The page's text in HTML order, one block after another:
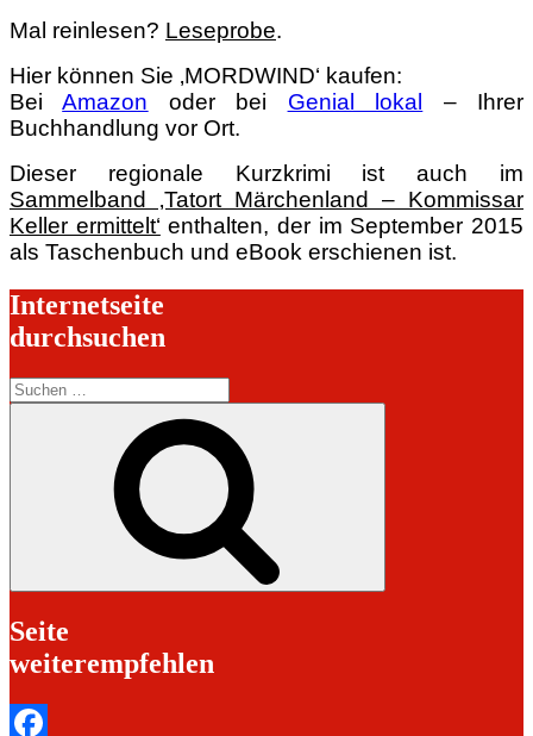
Mal reinlesen? Leseprobe.
Hier können Sie ‚MORDWIND‘ kaufen:
BeiAmazon oder bei Genial lokal
– Ihrer
Buchhandlung vor Ort.
Dieser regionale Kurzkrimi ist auch im
Sammelband ‚Tatort Märchenland – Kommissar
Keller ermittelt‘ enthalten, der im September 2015
als Taschenbuch und eBook erschienen ist.
Internetseite
durchsuchen
Suchen
nach:
Seite
weiterempfehlen